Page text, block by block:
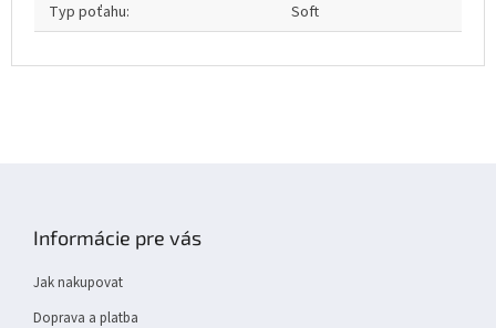
Typ poťahu: Soft
Informácie pre vás
Jak nakupovat
Doprava a platba